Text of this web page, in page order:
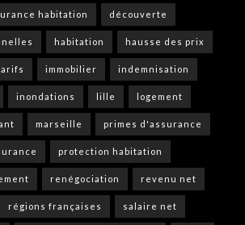
habitation découverte
habitation hausse des prix
immobilier indemnisation
inondations lille logement
marseille primes d'assurance
protection habitation
renégociation revenu net
régions françaises salaire net